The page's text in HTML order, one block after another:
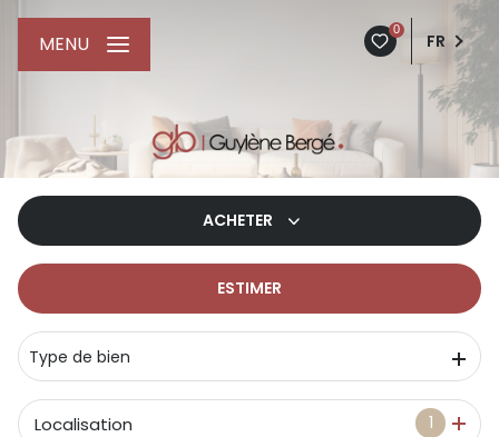
0
FR
MENU
ACHETER
De l'immo pro
ESTIMER
Type de bien
1
Localisation